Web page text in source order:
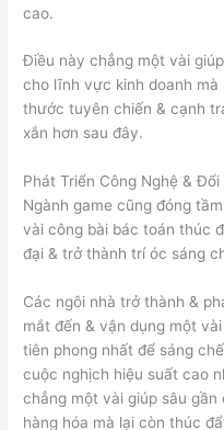
cao.
Điều này chẳng một vài
cho lĩnh vực kinh doanh
thước tuyên chiến & cạnh
xắn hơn sau đây.
Phát Triển Công Nghệ & Đổi
Ngành game cũng đóng
vài công bài bác toán thúc
đại & trở thành trí óc sáng
Các ngôi nhà trở thành &
mắt đến & vận dụng một
tiên phong nhất để sáng
cuộc nghịch hiệu suất cao
chẳng một vài giúp sâu gần
hàng hóa mà lại còn thúc